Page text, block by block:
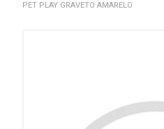
PET PLAY GRAVETO AMARELO